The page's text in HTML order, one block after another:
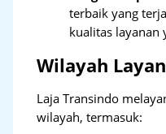
terbaik yang
kualitas layanan
Wilayah
Laja Transindo
wilayah, termasuk: